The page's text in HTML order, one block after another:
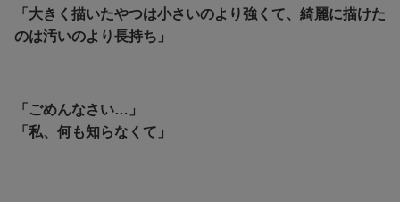
「大きく描いたやつは小さいのより強くて、綺麗に描けた
のは汚いのより長持ち」
「ごめんなさい…」
「私、何も知らなくて」